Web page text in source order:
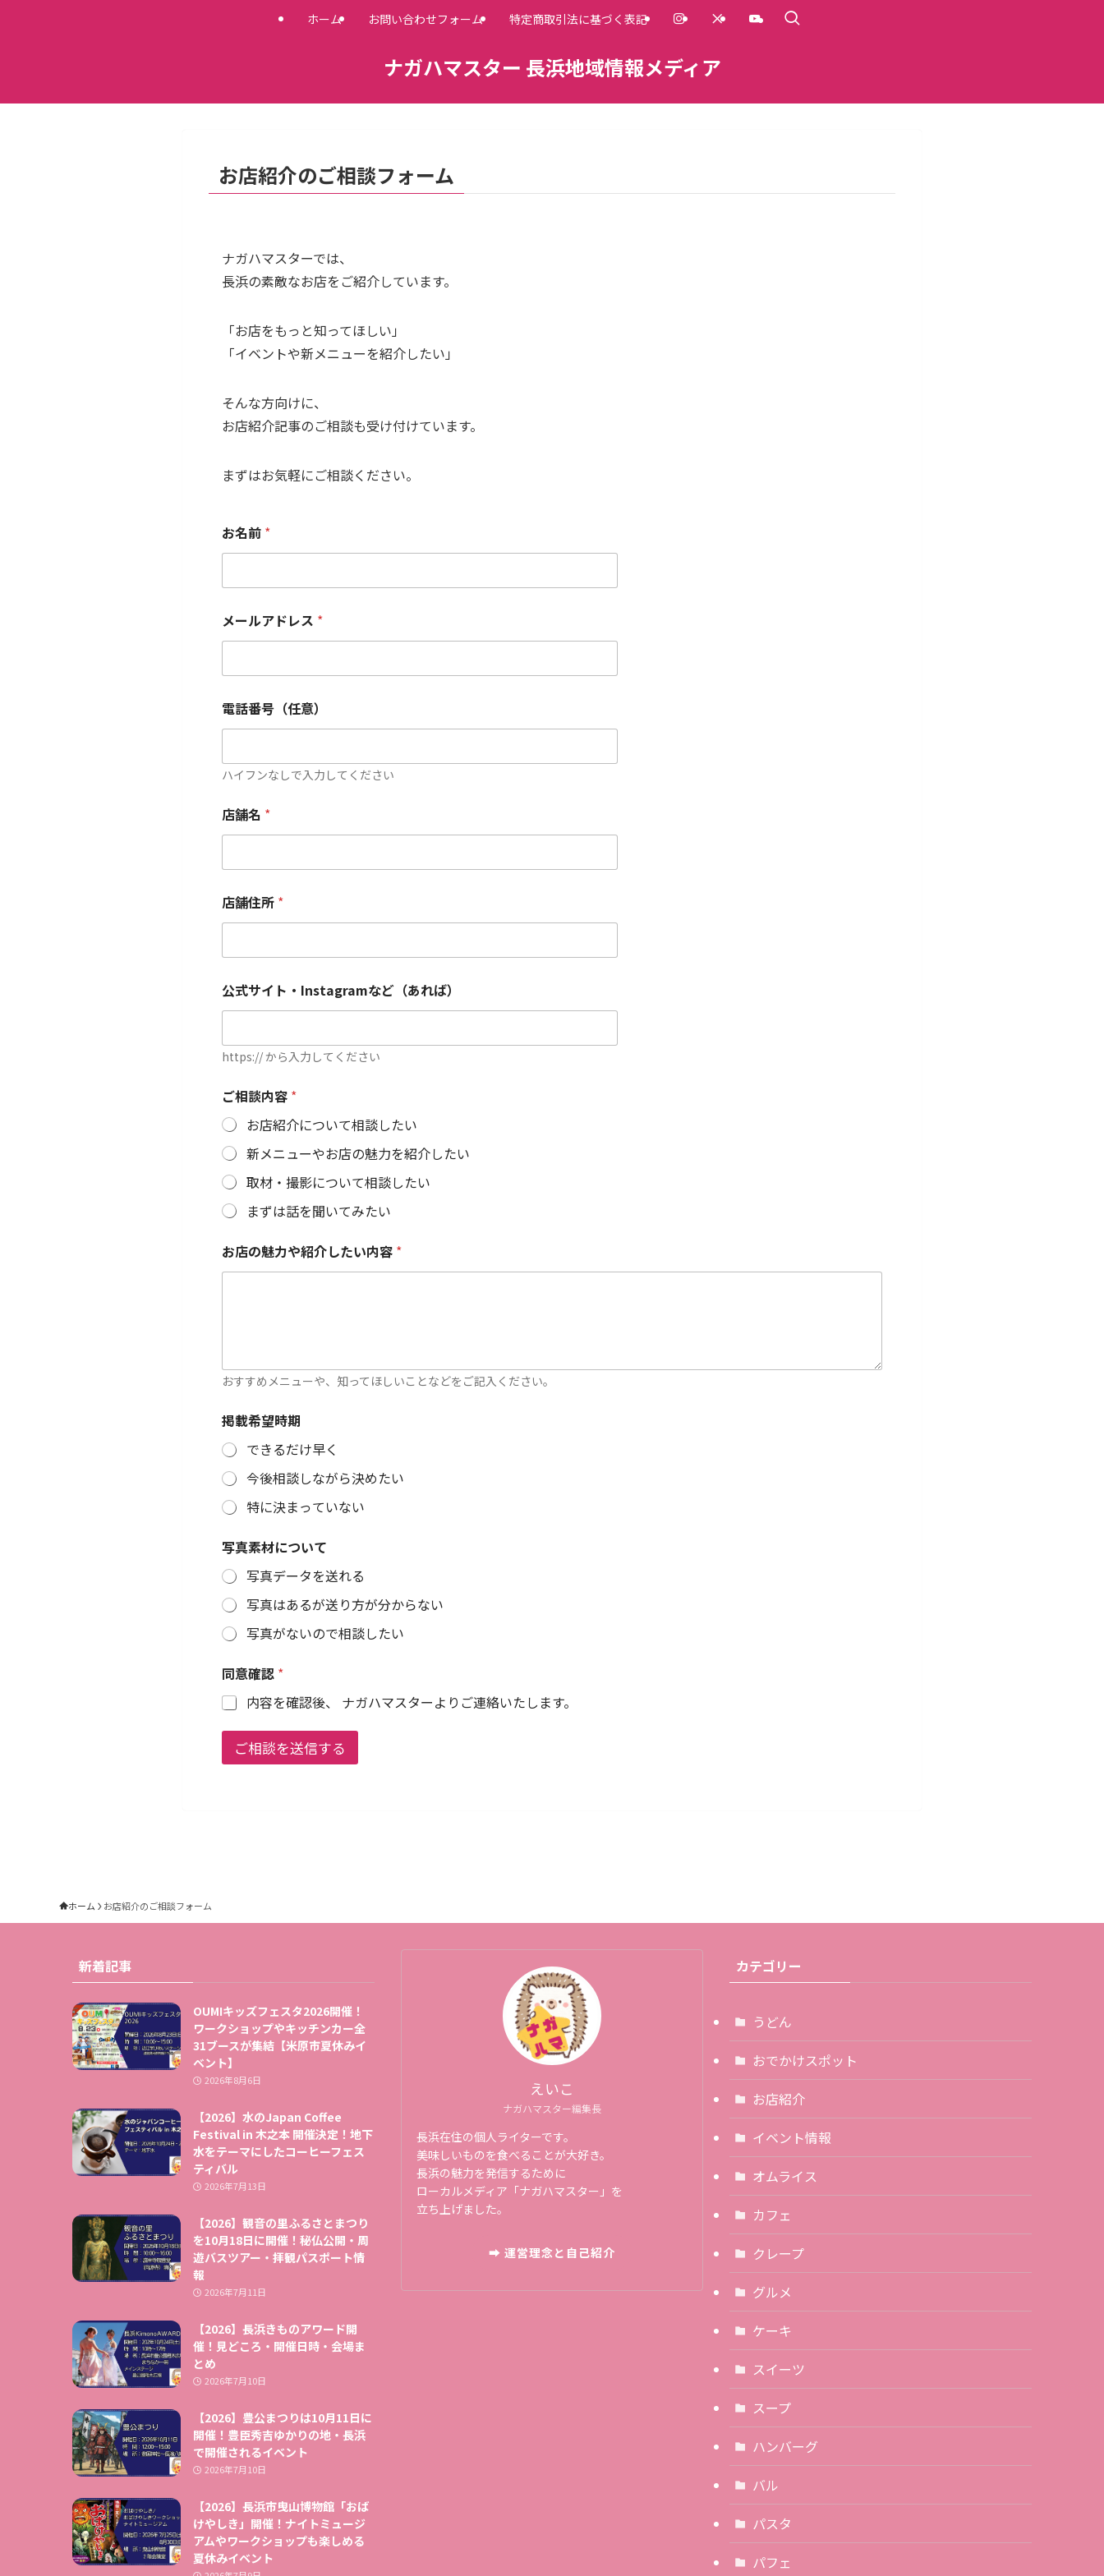
ナガハマスター 長浜地域情報メディア
ホーム お問い合わせフォーム 特定商取引法に基づく表記
お店紹介のご相談フォーム
ナガハマスターでは、
長浜の素敵なお店をご紹介しています。
「お店をもっと知ってほしい」
「イベントや新メニューを紹介したい」
そんな方向けに、
お店紹介記事のご相談も受け付けています。
まずはお気軽にご相談ください。
お名前 *
メールアドレス *
電話番号（任意）
ハイフンなしで入力してください
店舗名 *
店舗住所 *
公式サイト・Instagramなど（あれば）
https:// から入力してください
ご相談内容 *
お店紹介について相談したい
新メニューやお店の魅力を紹介したい
取材・撮影について相談したい
まずは話を聞いてみたい
お店の魅力や紹介したい内容 *
おすすめメニューや、知ってほしいことなどをご記入ください。
掲載希望時期
できるだけ早く
今後相談しながら決めたい
特に決まっていない
写真素材について
写真データを送れる
写真はあるが送り方が分からない
写真がないので相談したい
舗
住
所
掲
希
同意確認 *
内容を確認後、 ナガハマスターよりご連絡いたします。
ご相談を送信する
ホーム お店紹介のご相談フォーム
新着記事
OUMIキッズフェスタ2026開催！
ワークショップやキッチンカー全
31ブースが集結【米原市夏休みイ
ベント】
2026年8月6日
【2026】水のJapan Coffee
Festival in 木之本 開催決定！地下
水をテーマにしたコーヒーフェス
ティバル
2026年7月13日
【2026】観音の里ふるさとまつり
を10月18日に開催！秘仏公開・周
遊バスツアー・拝観パスポート情
報
2026年7月11日
【2026】長浜きものアワード開
催！見どころ・開催日時・会場ま
とめ
2026年7月10日
【2026】豊公まつりは10月11日に
開催！豊臣秀吉ゆかりの地・長浜
で開催されるイベント
2026年7月10日
【2026】長浜市曳山博物館「おば
けやしき」開催！ナイトミュージ
アムやワークショップも楽しめる
夏休みイベント
えいこ
ナガハマスター編集長
長浜在住の個人ライターです。
美味しいものを食べることが大好き。
長浜の魅力を発信するために
ローカルメディア「ナガハマスター」を
立ち上げました。
➡ 運営理念と自己紹介
カテゴリー
うどん
おでかけスポット
お店紹介
イベント情報
オムライス
カフェ
クレープ
グルメ
ケーキ
スイーツ
スープ
ハンバーグ
バル
パスタ
パフェ